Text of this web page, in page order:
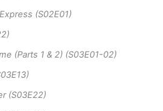
(S02E01)
(Parts 1 & 2) (S03E01-02)
(S03E22)